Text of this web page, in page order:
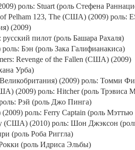
роль: Stuart (роль Стефена
of Pelham 123, The (США) (2009) роль:
(2009)
пилот (роль Башара Рахаля)
Бэн (роль Зака Галифианакиса)
Revenge of the Fallen (США) (2009)
Урба)
(2009) роль: Томми
(2009) роль: Hitcher(роль Трэвиса
Рэй (роль Джо Пинга)
роль: Ferry Captain (роль Мэттью
(США) (2010) роль: Шон Джэксон
(роль Роба Риггла)
(роль Идриса Эльбы)